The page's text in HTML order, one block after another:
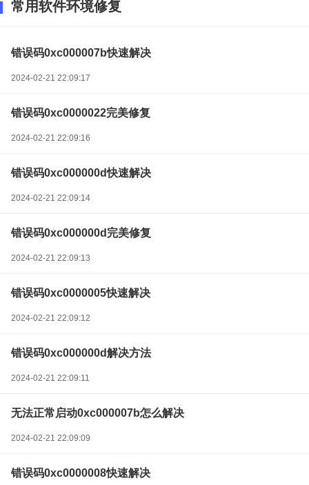
常用软件环境修复
错误码0xc000007b快速解决
2024-02-21 22:09:17
错误码0xc0000022完美修复
2024-02-21 22:09:16
错误码0xc000000d快速解决
2024-02-21 22:09:14
错误码0xc000000d完美修复
2024-02-21 22:09:13
错误码0xc0000005快速解决
2024-02-21 22:09:12
错误码0xc000000d解决方法
2024-02-21 22:09:11
无法正常启动0xc000007b怎么解决
2024-02-21 22:09:09
错误码0xc0000008快速解决